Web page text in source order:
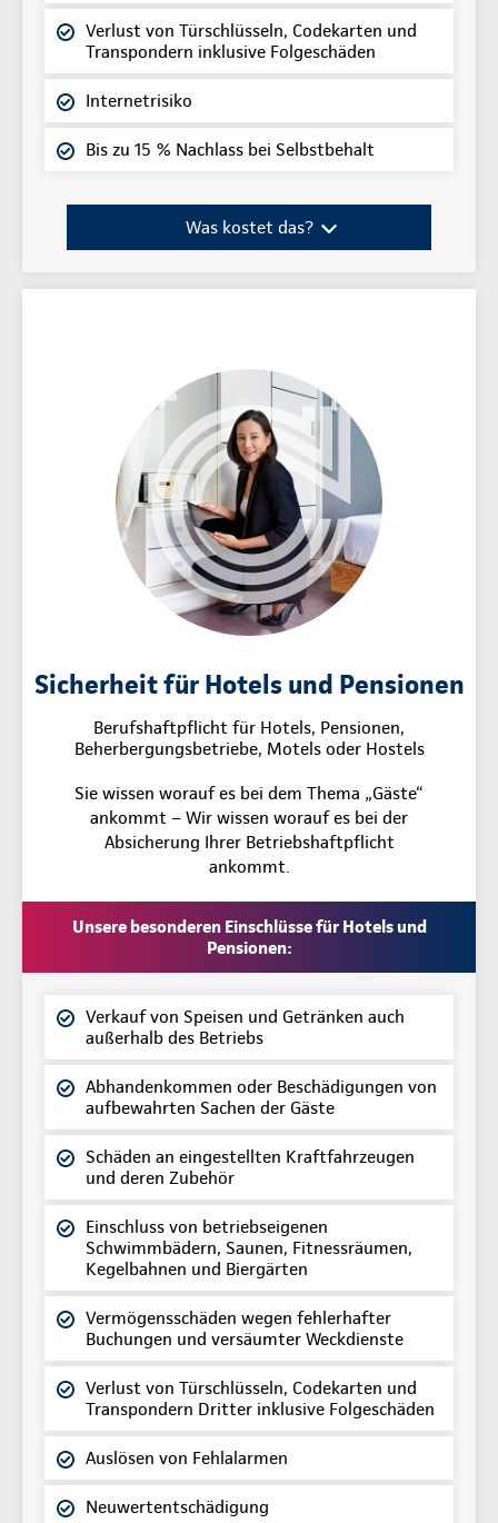
Verlust von Türschlüsseln, Codekarten und
Transpondern inklusive Folgeschäden
Internetrisiko
Bis zu 15 % Nachlass bei Selbstbehalt
Was kostet das?
Sicherheit für Hotels und Pensionen
Berufshaftpflicht für Hotels, Pensionen,
Beherbergungsbetriebe, Motels oder Hostels
Sie wissen worauf es bei dem Thema „Gäste“
ankommt – Wir wissen worauf es bei der
Absicherung Ihrer Betriebshaftpflicht
ankommt.
Unsere besonderen Einschlüsse für Hotels und
Pensionen:
Verkauf von Speisen und Getränken auch
außerhalb des Betriebs
Abhandenkommen oder Beschädigungen von
aufbewahrten Sachen der Gäste
Schäden an eingestellten Kraftfahrzeugen
und deren Zubehör
Einschluss von betriebseigenen
Schwimmbädern, Saunen, Fitnessräumen,
Kegelbahnen und Biergärten
Vermögensschäden wegen fehlerhafter
Buchungen und versäumter Weckdienste
Verlust von Türschlüsseln, Codekarten und
Transpondern Dritter inklusive Folgeschäden
Auslösen von Fehlalarmen
Neuwertentschädigung